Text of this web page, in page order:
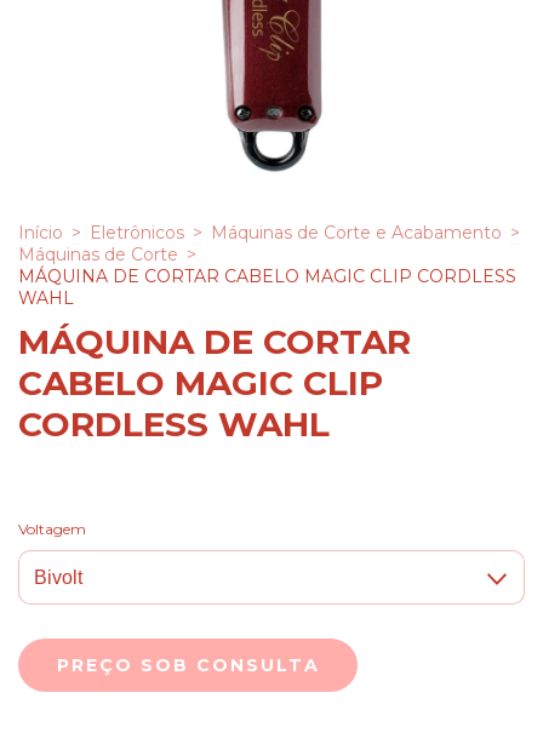
Início > Eletrônicos > Máquinas de Corte e Acabamento >
Máquinas de Corte >
MÁQUINA DE CORTAR CABELO MAGIC CLIP CORDLESS
WAHL
MÁQUINA DE CORTAR
CABELO MAGIC CLIP
CORDLESS WAHL
Voltagem